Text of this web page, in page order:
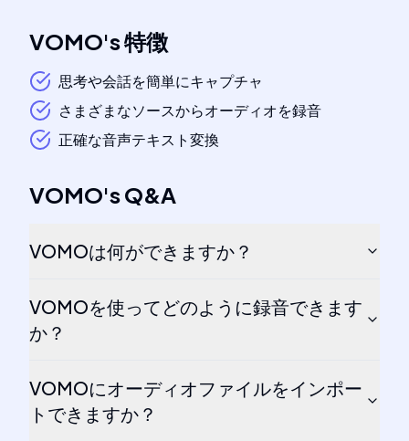
VOMO's特徴
思考や会話を簡単にキャプチャ
さまざまなソースからオーディオを録音
正確な音声テキスト変換
VOMO'sQ&A
VOMOは何ができますか？
VOMOを使ってどのように録音できます
か？
VOMOにオーディオファイルをインポー
トできますか？